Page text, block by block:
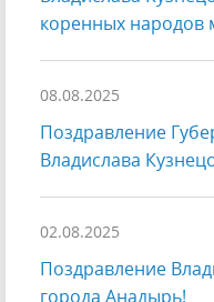
коренных народов
08.08.2025
Поздравление
Владислава
02.08.2025
Поздравление
города Анадырь!